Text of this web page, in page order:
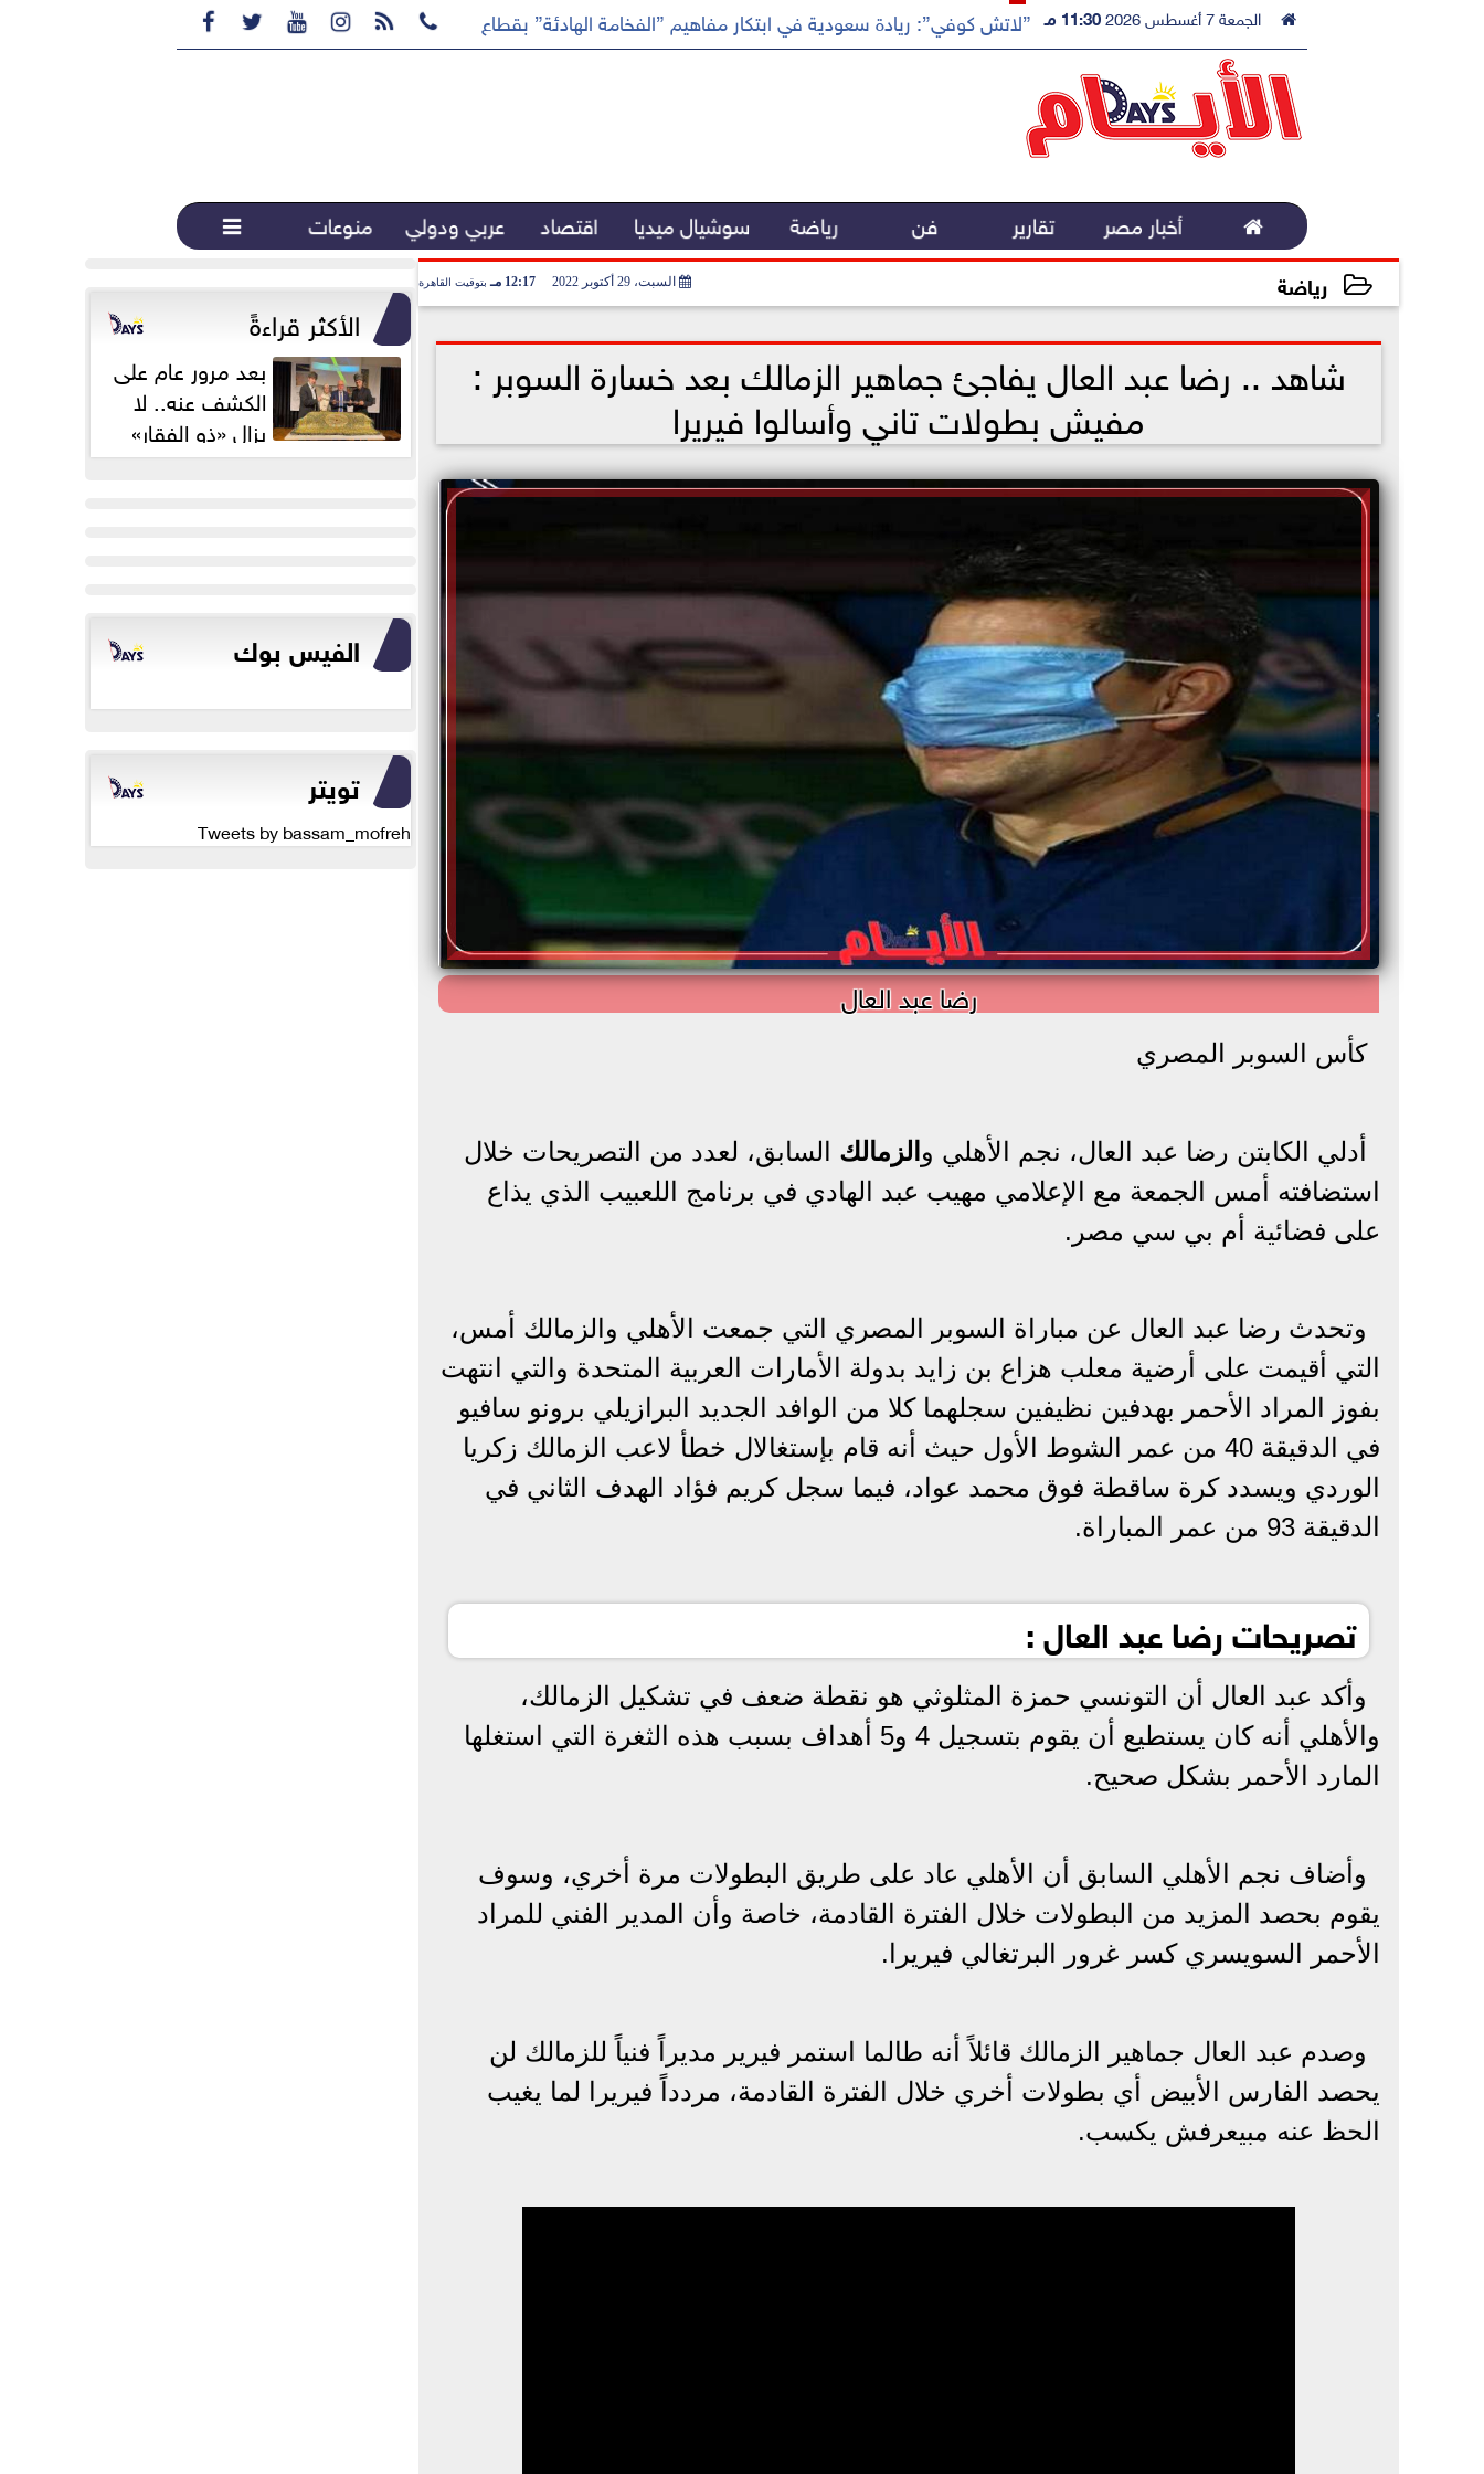
       الجمعة 7 أغسطس 2026 11:30 مـ ”لاتش كوفي”: ريادة سعودية في ابتكار مفاهيم ”الفخامة الهادئة” بقطاع القهوة المختصة...
 أخبار مصر تقارير فن رياضة سوشيال ميديا اقتصاد عربي ودولي منوعات 
رياضة السبت، 29 أكتوبر 2022 12:17 مـ بتوقيت القاهرة
شاهد .. رضا عبد العال يفاجئ جماهير الزمالك بعد خسارة السوبر :
مفيش بطولات تاني وأسالوا فيريرا
رضا عبد العال
كأس السوبر المصري
أدلي الكابتن رضا عبد العال، نجم الأهلي و الزمالك السابق، لعدد من التصريحات خلال
استضافته أمس الجمعة مع الإعلامي مهيب عبد الهادي في برنامج اللعبيب الذي يذاع
على فضائية أم بي سي مصر.
وتحدث رضا عبد العال عن مباراة السوبر المصري التي جمعت الأهلي والزمالك أمس،
التي أقيمت على أرضية معلب هزاع بن زايد بدولة الأمارات العربية المتحدة والتي انتهت
بفوز المراد الأحمر بهدفين نظيفين سجلهما كلا من الوافد الجديد البرازيلي برونو سافيو
في الدقيقة 40 من عمر الشوط الأول حيث أنه قام بإستغالال خطأ لاعب الزمالك زكريا
الوردي ويسدد كرة ساقطة فوق محمد عواد، فيما سجل كريم فؤاد الهدف الثاني في
الدقيقة 93 من عمر المباراة.
تصريحات رضا عبد العال :
وأكد عبد العال أن التونسي حمزة المثلوثي هو نقطة ضعف في تشكيل الزمالك،
والأهلي أنه كان يستطيع أن يقوم بتسجيل 4 و5 أهداف بسبب هذه الثغرة التي استغلها
المارد الأحمر بشكل صحيح.
وأضاف نجم الأهلي السابق أن الأهلي عاد على طريق البطولات مرة أخري، وسوف
يقوم بحصد المزيد من البطولات خلال الفترة القادمة، خاصة وأن المدير الفني للمراد
الأحمر السويسري كسر غرور البرتغالي فيريرا.
وصدم عبد العال جماهير الزمالك قائلاً أنه طالما استمر فيرير مديراً فنياً للزمالك لن
يحصد الفارس الأبيض أي بطولات أخري خلال الفترة القادمة، مردداً فيريرا لما يغيب
الحظ عنه مبيعرفش يكسب.
الأكثر قراءةً
بعد مرور عام على
الكشف عنه.. لا
يزال «ذو الفقار»
محور اهتمام...
الفيس بوك
تويتر
Tweets by bassam_mofreh